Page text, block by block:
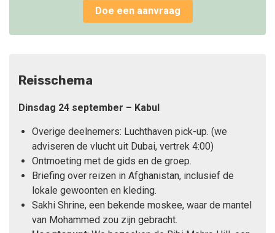
Doe een aanvraag
Reisschema
Dinsdag 24 september – Kabul
Overige deelnemers: Luchthaven pick-up. (we
adviseren de vlucht uit Dubai, vertrek 4:00)
Ontmoeting met de gids en de groep.
Briefing over reizen in Afghanistan, inclusief de
lokale gewoonten en kleding.
Sakhi Shrine, een bekende moskee, waar de mantel
van Mohammed zou zijn gebracht.